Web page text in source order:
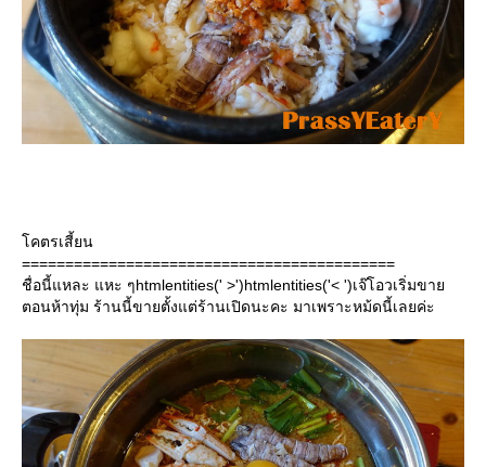
คตรเสี้ยน
===========================================
ชื่อนี้แหละ แหะ ๆhtmlentities(' >')htmlentities('< ')เจ๊โอวเริ่มขา
ตอนห้าทุ่ม ร้านนี้ขายตั้งแต่ร้านเปิดนะคะ มาเพราะหม้ดนี้เลยค่ะ